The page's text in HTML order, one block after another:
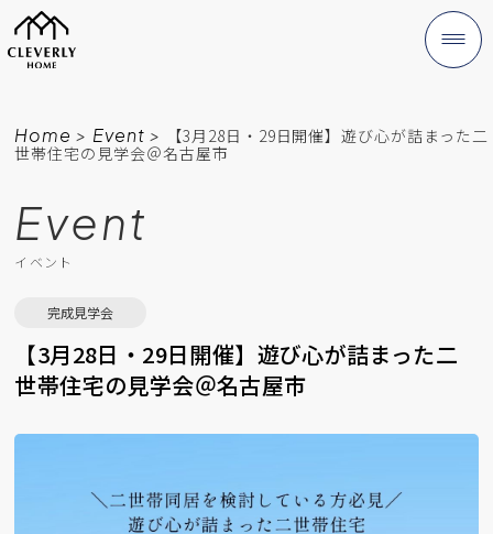
Home > Event >
【3月28日・29日開催】遊び心が詰まった二
世帯住宅の見学会＠名古屋市
Event
イベント
完成見学会
【3月28日・29日開催】遊び心が詰まった二
世帯住宅の見学会＠名古屋市